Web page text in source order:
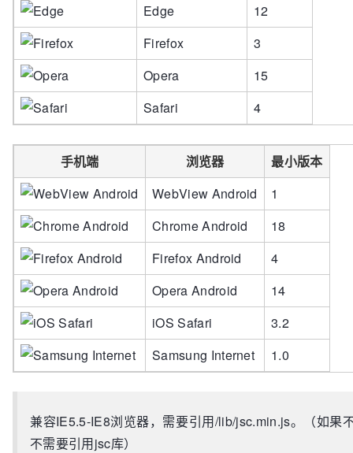
Edge
12
Firefox
3
Opera
15
Safari
4
手机端 浏览器
最小版本
WebView Android
1
Chrome Android
18
Firefox Android
4
Opera Android
14
iOS Safari
3.2
Samsung Internet
1.0
兼容IE5.5-IE8浏览器，需要引用/lib/jsc.min.js。（如果
不需要引用jsc库）